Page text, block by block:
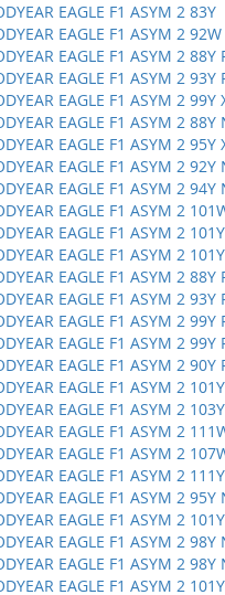
EAGLE F1 ASYM 2 83Y
EAGLE F1 ASYM 2
EAGLE F1 ASYM 2 88Y
EAGLE F1 ASYM 2 93Y
EAGLE F1 ASYM 2 99Y
EAGLE F1 ASYM 2 88Y
EAGLE F1 ASYM 2 95Y
EAGLE F1 ASYM 2 92Y
EAGLE F1 ASYM 2 94Y
EAGLE F1 ASYM 2
EAGLE F1 ASYM 2
EAGLE F1 ASYM 2
EAGLE F1 ASYM 2 88Y
EAGLE F1 ASYM 2 93Y
EAGLE F1 ASYM 2 99Y
EAGLE F1 ASYM 2 99Y
EAGLE F1 ASYM 2 90Y
EAGLE F1 ASYM 2
EAGLE F1 ASYM 2
EAGLE F1 ASYM 2
EAGLE F1 ASYM 2
EAGLE F1 ASYM 2
EAGLE F1 ASYM 2 95Y
EAGLE F1 ASYM 2
EAGLE F1 ASYM 2 98Y
EAGLE F1 ASYM 2 98Y
EAGLE F1 ASYM 2